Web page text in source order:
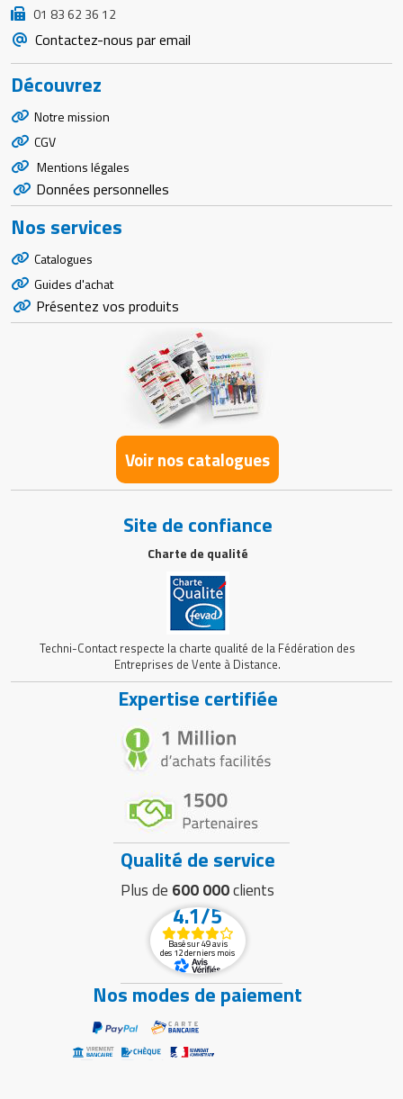
01 83 62 36 12
Contactez-nous par email
Découvrez
Notre mission
CGV
Mentions légales
Données personnelles
Nos services
Catalogues
Guides d'achat
Présentez vos produits
Voir nos catalogues
Site de confiance
Charte de qualité
Techni-Contact respecte la charte qualité de la Fédération des
Entreprises de Vente à Distance.
Expertise certifiée
Qualité de service
Plus de 600 000clients
4.1/5
Basé sur 49 avis
des 12 derniers mois
Nos modes de paiement